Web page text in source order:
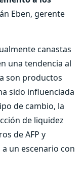
Eben, gerente
canastas
una tendencia al
son productos
sido influenciada
de cambio, la
de liquidez
de AFP y
un escenario con